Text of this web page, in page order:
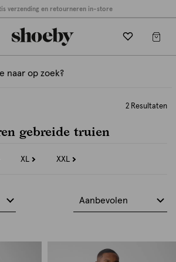
verzending en retourneren in-store
2 Resultaten
gebreide truien
XL
Refine
XXL
Refine
Aanbevolen